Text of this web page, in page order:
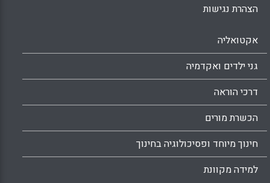
הצהרת נגישות
אקטואליה
גני ילדים ואקדמיה
דרכי הוראה
הכשרת מורים
חינוך מיוחד ופסיכולוגיה בחינוך
למידה מקוונת